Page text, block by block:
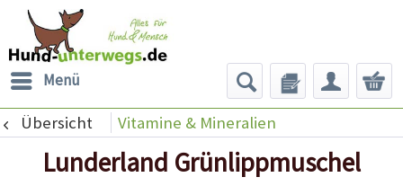
Menü
Übersicht Vitamine & Mineralien
Lunderland Grünlippmuschel